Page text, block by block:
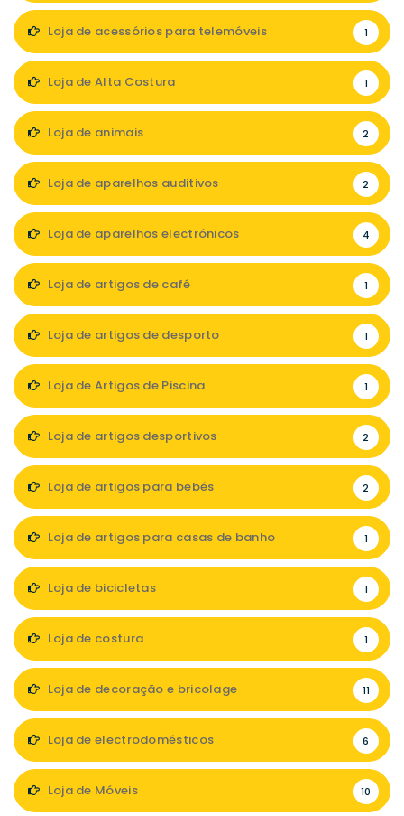
Loja de acessórios para telemóveis 1
Loja de Alta Costura 1
Loja de animais 2
Loja de aparelhos auditivos 2
Loja de aparelhos electrónicos 4
Loja de artigos de café 1
Loja de artigos de desporto 1
Loja de Artigos de Piscina 1
Loja de artigos desportivos 2
Loja de artigos para bebés 2
Loja de artigos para casas de banho 1
Loja de bicicletas 1
Loja de costura 1
Loja de decoração e bricolage 11
Loja de electrodomésticos 6
Loja de Móveis 10